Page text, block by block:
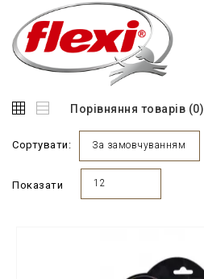
Порівняння товарів (0)
Сортувати: За замовчуванням
Показати 12